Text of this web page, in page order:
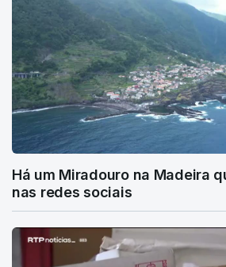
Há um Miradouro na Madeira
nas redes sociais